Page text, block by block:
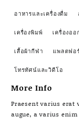
อาหารและเครื่องดื่ม
เครื่องพิมพ์ เครื่องออ
เสื้อผ้ากีฬา แพลตฟอ
โทรทัศน์และวิดีโอ
More Info
Praesent varius erat
augue, a varius